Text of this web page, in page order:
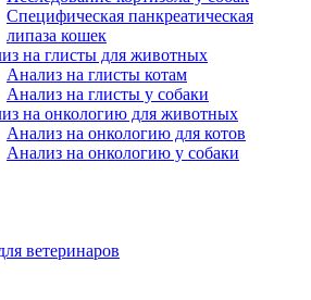
Специфическая панкреатическая
липаза кошек
на глисты для животных
Анализ на глисты котам
Анализ на глисты у собаки
на онкологию для животных
Анализ на онкологию для котов
Анализ на онкологию у собаки
ветеринаров